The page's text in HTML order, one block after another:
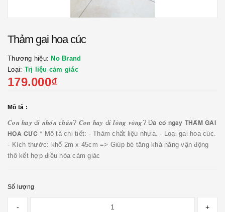
Thảm gai hoa cúc
Thương hiệu: No Brand
Loại: Trị liệu cảm giác
179.000₫
Mô tả :
𝑪𝒐𝒏 𝒉𝒂𝒚 đ𝒊 𝒏𝒉𝒐́𝒏 𝒄𝒉𝒂̂𝒏? 𝑪𝒐𝒏 𝒉𝒂𝒚 đ𝒊 𝒍𝒐̀𝒏𝒈 𝒗𝒐̀𝒏𝒈? Đ𝗮̃ 𝗰𝗼́ 𝗻𝗴𝗮𝘆 𝗧𝗛𝗔̉𝗠 𝗚𝗔𝗜
𝗛𝗢𝗔 𝗖𝗨́𝗖 * Mô tả chi tiết: - Thảm chất liệu nhựa. - Loại gai hoa cúc.
- Kích thước: khổ 2m x 45cm => Giúp bé tăng khả năng vận động
thô kết hợp điều hòa cảm giác
Số lượng
- +